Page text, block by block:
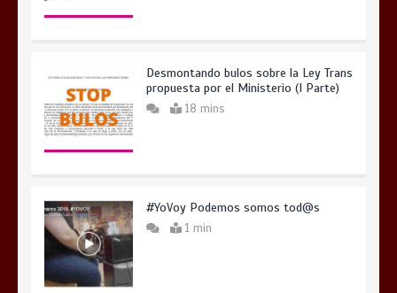
Desmontando bulos sobre la Ley Trans
propuesta por el Ministerio (I Parte)
18 mins
#YoVoy Podemos somos tod@s
1 min